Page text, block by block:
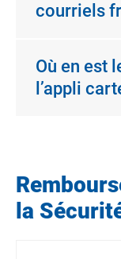
courriels
Où en est
l’appli
la